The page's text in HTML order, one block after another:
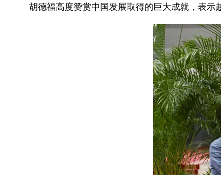
胡德福高度赞赏中国发展取得的巨大成就，表